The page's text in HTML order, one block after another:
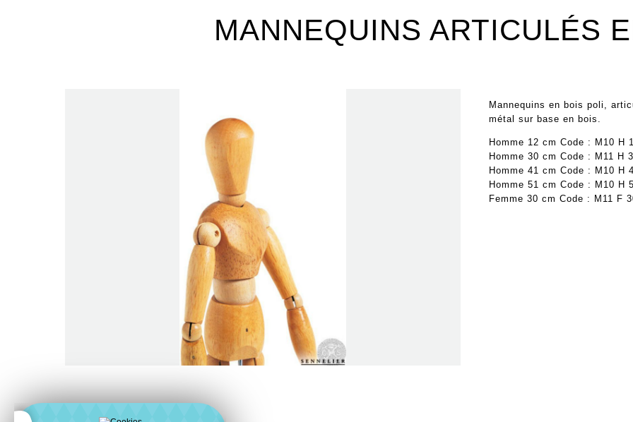
MANNEQUINS ARTICULÉS
Mannequins en bois poli,
métal sur base en bois.
Homme 12 cm Code : M10 H
Homme 30 cm Code : M11 H
Homme 41 cm Code : M10 H
Homme 51 cm Code : M10 H
Femme 30 cm Code : M11 F